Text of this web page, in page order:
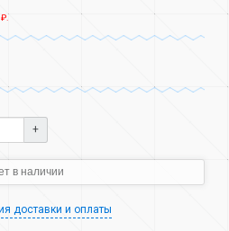
₽.
+
в наличии
доставки и оплаты